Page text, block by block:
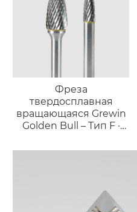
Фреза
твердосплавная
вращающаяся Grewin
Golden Bull – Тип F ·
инструмент